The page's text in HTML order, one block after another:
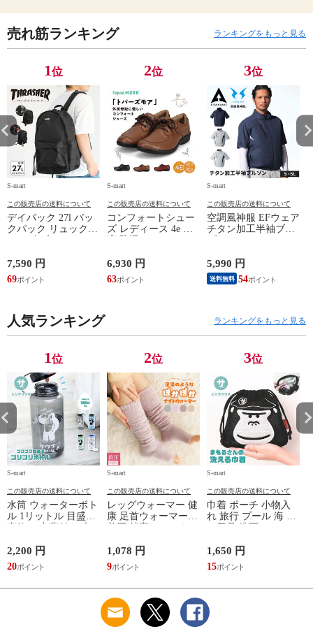
売れ筋ランキング ランキングをもっと見る
1位
S-mart
この販売店の送料について
デイパック 27l バッ
クパック リュック
鞄 機内持ち込み 夏
スラッシャー
THRASHER r1929
7,590 円
69
2位
S-mart
この販売店の送料について
コンフォートシュー
ズ レディース 4e 幅
シューズ 黒 トパー
ズ モア 靴 カジュア
ルシューズ 外反母趾
TOPAZ 1410
6,930 円
63
3位
S-mart
この販売店の送料について
空調風神服 EFウェア
チタン加工半袖ブル
ジャケット 遮熱 作
業服 作業着 上着 ア
タックベース KF100
5,990 円
送料無料 54
人気ランキング ランキングをもっと見る
1位
S-mart
この販売店の送料について
水筒 ウォーターボト
ル 1リットル 目盛り
マイボトル 動物 ア
ニマル ゴリラ ごリ
ラックス ゴリゴリボ
2,200 円
20
2位
S-mart
この販売店の送料について
レッグウォーマー 健
康 足首ウォーマー
ふんわり 足湯のよう
なぽかぽかナイトウ
ォーマー inf-26
1,078 円
9
3位
S-mart
この販売店の送料について
巾着 ポーチ 小物入
れ 旅行 プール 海 バ
サウナ ごリラックス
まもるさんの洗える
巾着 ブラック 黒
1,650 円
15